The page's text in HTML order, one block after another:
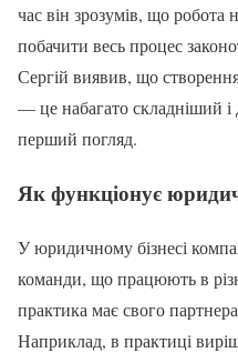
час він зрозумів, що робота
побачити весь процес
Сергій виявив, що
— це набагато складніший
перший погляд.
Як функціонує
У юридичному бізнесі
команди, що працюють в
практика має свого
Наприклад, в практиці